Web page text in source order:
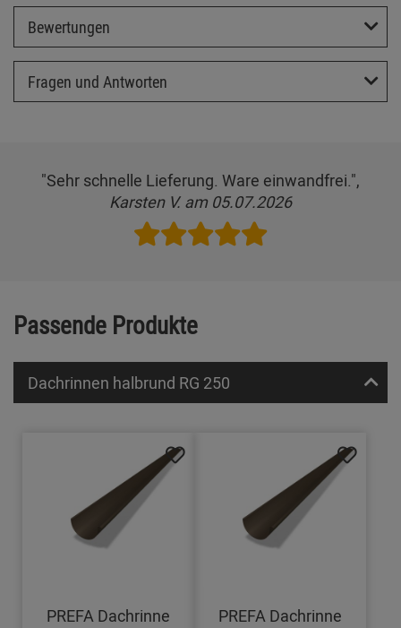
Bewertungen
Fragen und Antworten
"Sehr schnelle Lieferung. Ware einwandfrei.",
Karsten V. am 05.07.2026
Passende Produkte
Dachrinnen halbrund RG 250
PREFA Dachrinne
PREFA Dachrinne